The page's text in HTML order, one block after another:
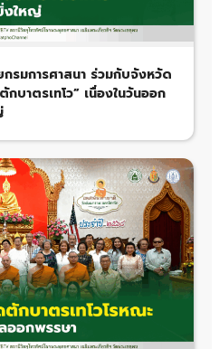
รมการศาสนา ร่วมกับจังหวัด
บาตรเทโว” เนื่องในวันออก